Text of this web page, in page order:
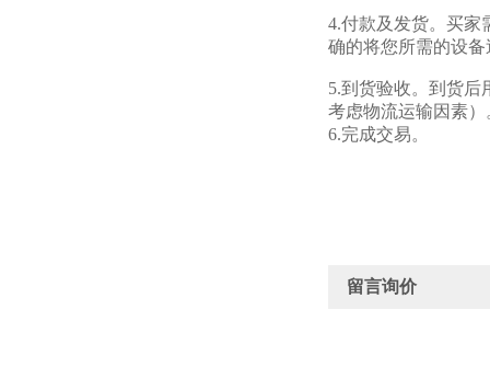
4.付款及发货。买家
确的将您所需的设
5.到货验收。到货后
考虑物流运输因素
6.完成交易。
留言询价